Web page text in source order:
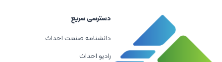
دسترسی سریع
دانشنامه صنعت احداث
رادیو احداث